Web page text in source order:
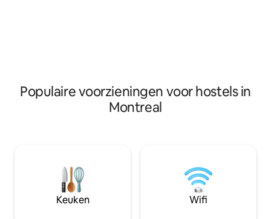
Populaire voorzieningen voor hostels in
Montreal
Keuken Wifi